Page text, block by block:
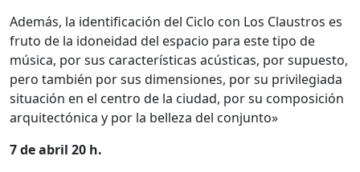
Además, la identificación del Ciclo con Los Claustros es
fruto de la idoneidad del espacio para este tipo de
música, por sus características acústicas, por supuesto,
pero también por sus dimensiones, por su privilegiada
situación en el centro de la ciudad, por su composición
arquitectónica y por la belleza del conjunto»
7 de abril 20 h.